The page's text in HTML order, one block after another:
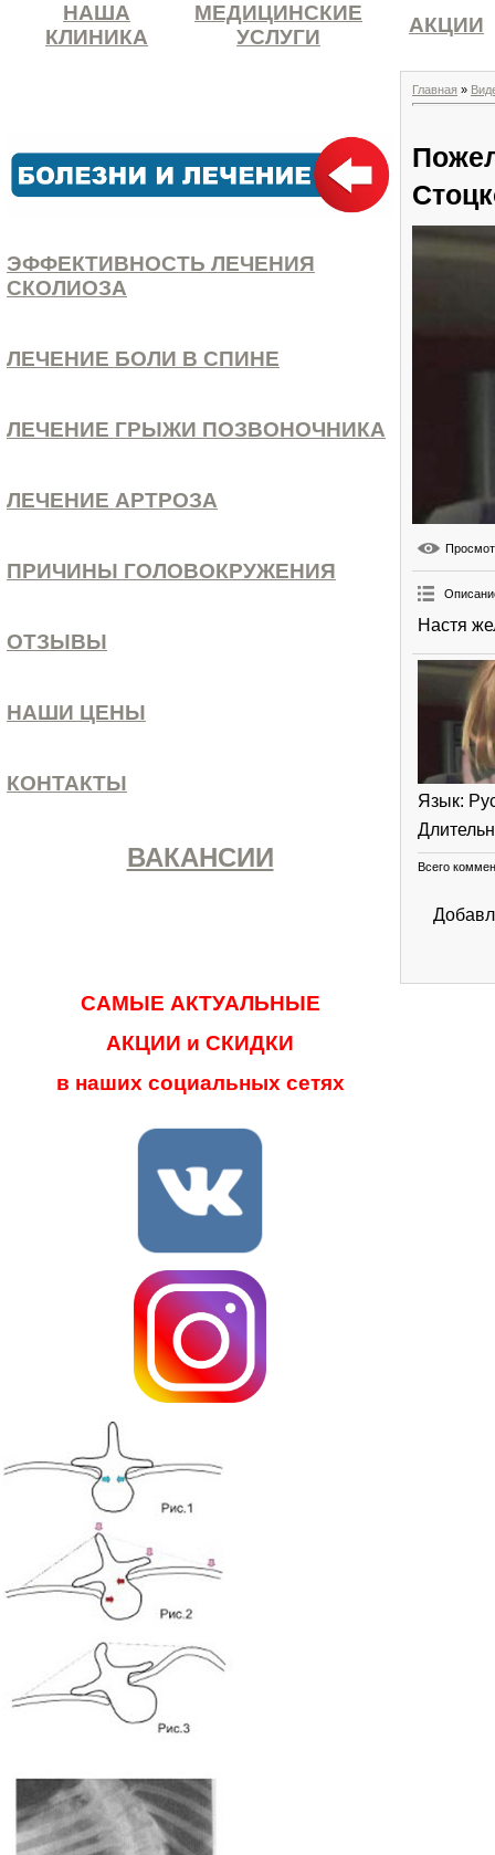
НАША
КЛИНИКА
МЕДИЦИНСКИЕ
УСЛУГИ
АКЦИИ
ЭФФЕКТИВНОСТЬ ЛЕЧЕНИЯ
СКОЛИОЗА
ЛЕЧЕНИЕ БОЛИ В СПИНЕ
ЛЕЧЕНИЕ ГРЫЖИ ПОЗВОНОЧНИКА
ЛЕЧЕНИЕ АРТРОЗА
ПРИЧИНЫ ГОЛОВОКРУЖЕНИЯ
ОТЗЫВЫ
НАШИ ЦЕНЫ
КОНТАКТЫ
ВАКАНСИИ
САМЫЕ АКТУАЛЬНЫЕ
АКЦИИ и СКИДКИ
в наших социальных сетях
Главная »
Настя
Язык:
Всего